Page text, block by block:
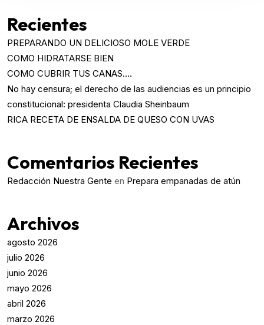
Recientes
PREPARANDO UN DELICIOSO MOLE VERDE
COMO HIDRATARSE BIEN
COMO CUBRIR TUS CANAS….
No hay censura; el derecho de las audiencias es un principio
constitucional: presidenta Claudia Sheinbaum
RICA RECETA DE ENSALDA DE QUESO CON UVAS
Comentarios Recientes
Redacción Nuestra Gente en Prepara empanadas de atún
Archivos
agosto 2026
julio 2026
junio 2026
mayo 2026
abril 2026
marzo 2026